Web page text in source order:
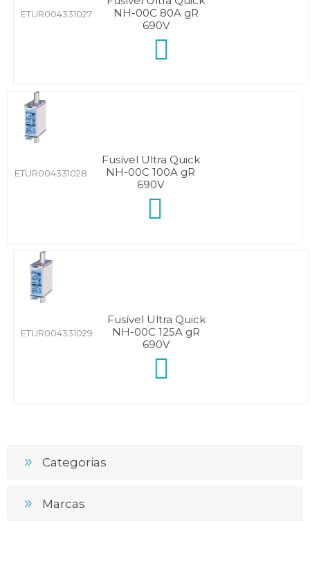
ETUR004331027
NH-00C 80A gR
690V
ETUR004331028
Fusível Ultra Quick
NH-00C 100A gR
690V
ETUR004331029
Fusível Ultra Quick
NH-00C 125A gR
690V
Categorias
Marcas